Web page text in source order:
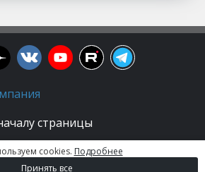
страницы
| Группа
Все права защищены.
cookies. Подробнее
Принять все